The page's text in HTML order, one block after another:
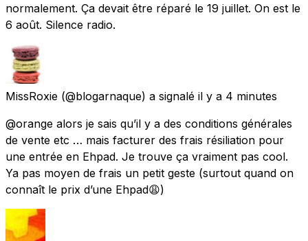
normalement. Ça devait être réparé le 19 juillet. On est le
6 août. Silence radio.
MissRoxie (@blogarnaque) a signalé il y a 4 minutes
@orange alors je sais qu’il y a des conditions générales
de vente etc … mais facturer des frais résiliation pour
une entrée en Ehpad. Je trouve ça vraiment pas cool.
Ya pas moyen de frais un petit geste (surtout quand on
connaît le prix d’une Ehpad😩)